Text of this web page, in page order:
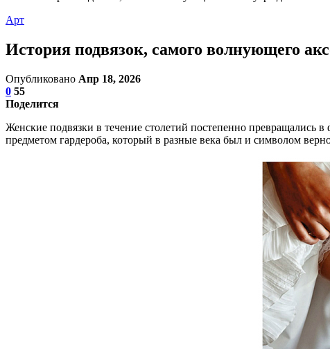
Арт
История подвязок, самого волнующего
Опубликовано Апр 18, 2026
0 55
Поделится
Женские подвязки в течение столетий постепенно
предметом гардероба, который в разные века был и символом